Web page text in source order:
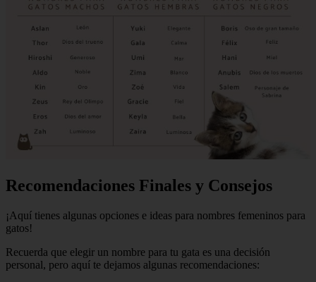
Recomendaciones Finales y Consejos
¡Aquí tienes algunas opciones e ideas para nombres femeninos para
gatos!
Recuerda que elegir un nombre para tu gata es una decisión
personal, pero aquí te dejamos algunas recomendaciones: